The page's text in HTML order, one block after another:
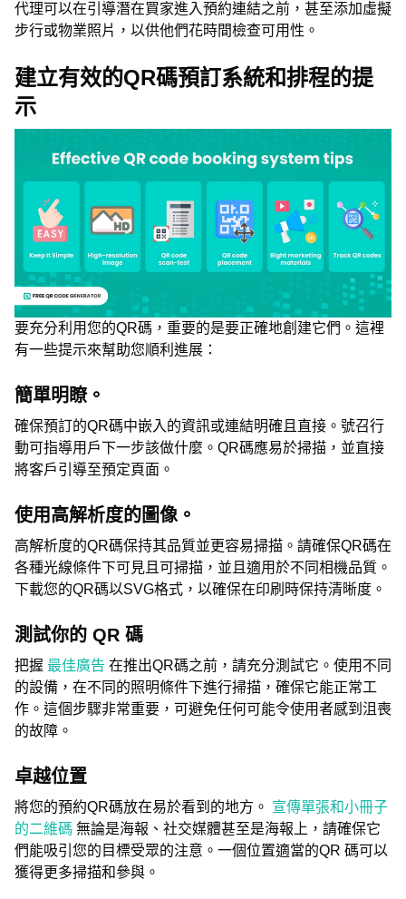
代理可以在引導潛在買家進入預約連結之前，甚至添加虛擬
步行或物業照片，以供他們花時間檢查可用性。
建立有效的QR碼預訂系統和排程的提
示
要充分利用您的QR碼，重要的是要正確地創建它們。這裡
有一些提示來幫助您順利進展：
簡單明瞭。
確保預訂的QR碼中嵌入的資訊或連結明確且直接。號召行
動可指導用戶下一步該做什麼。QR碼應易於掃描，並直接
將客戶引導至預定頁面。
使用高解析度的圖像。
高解析度的QR碼保持其品質並更容易掃描。請確保QR碼在
各種光線條件下可見且可掃描，並且適用於不同相機品質。
下載您的QR碼以SVG格式，以確保在印刷時保持清晰度。
測試你的 QR 碼
把握 最佳廣告 在推出QR碼之前，請充分測試它。使用不同
的設備，在不同的照明條件下進行掃描，確保它能正常工
作。這個步驟非常重要，可避免任何可能令使用者感到沮喪
的故障。
卓越位置
將您的預約QR碼放在易於看到的地方。 宣傳單張和小冊子
的二維碼 無論是海報、社交媒體甚至是海報上，請確保它
們能吸引您的目標受眾的注意。一個位置適當的QR 碼可以
獲得更多掃描和參與。